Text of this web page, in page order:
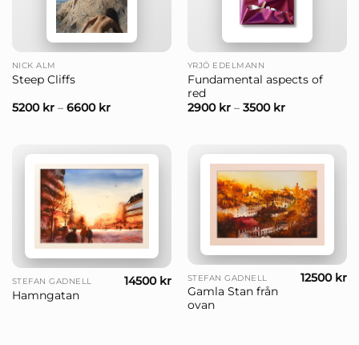
NICK ALM
Steep Cliffs
5200 kr– 6600 kr
YRJÖ EDELMANN
Fundamental aspects of
red
2900 kr– 3500 kr
STEFAN GADNELL
Hamngatan
14500 kr STEFAN GADNELL
Gamla Stan från
ovan
12500 kr